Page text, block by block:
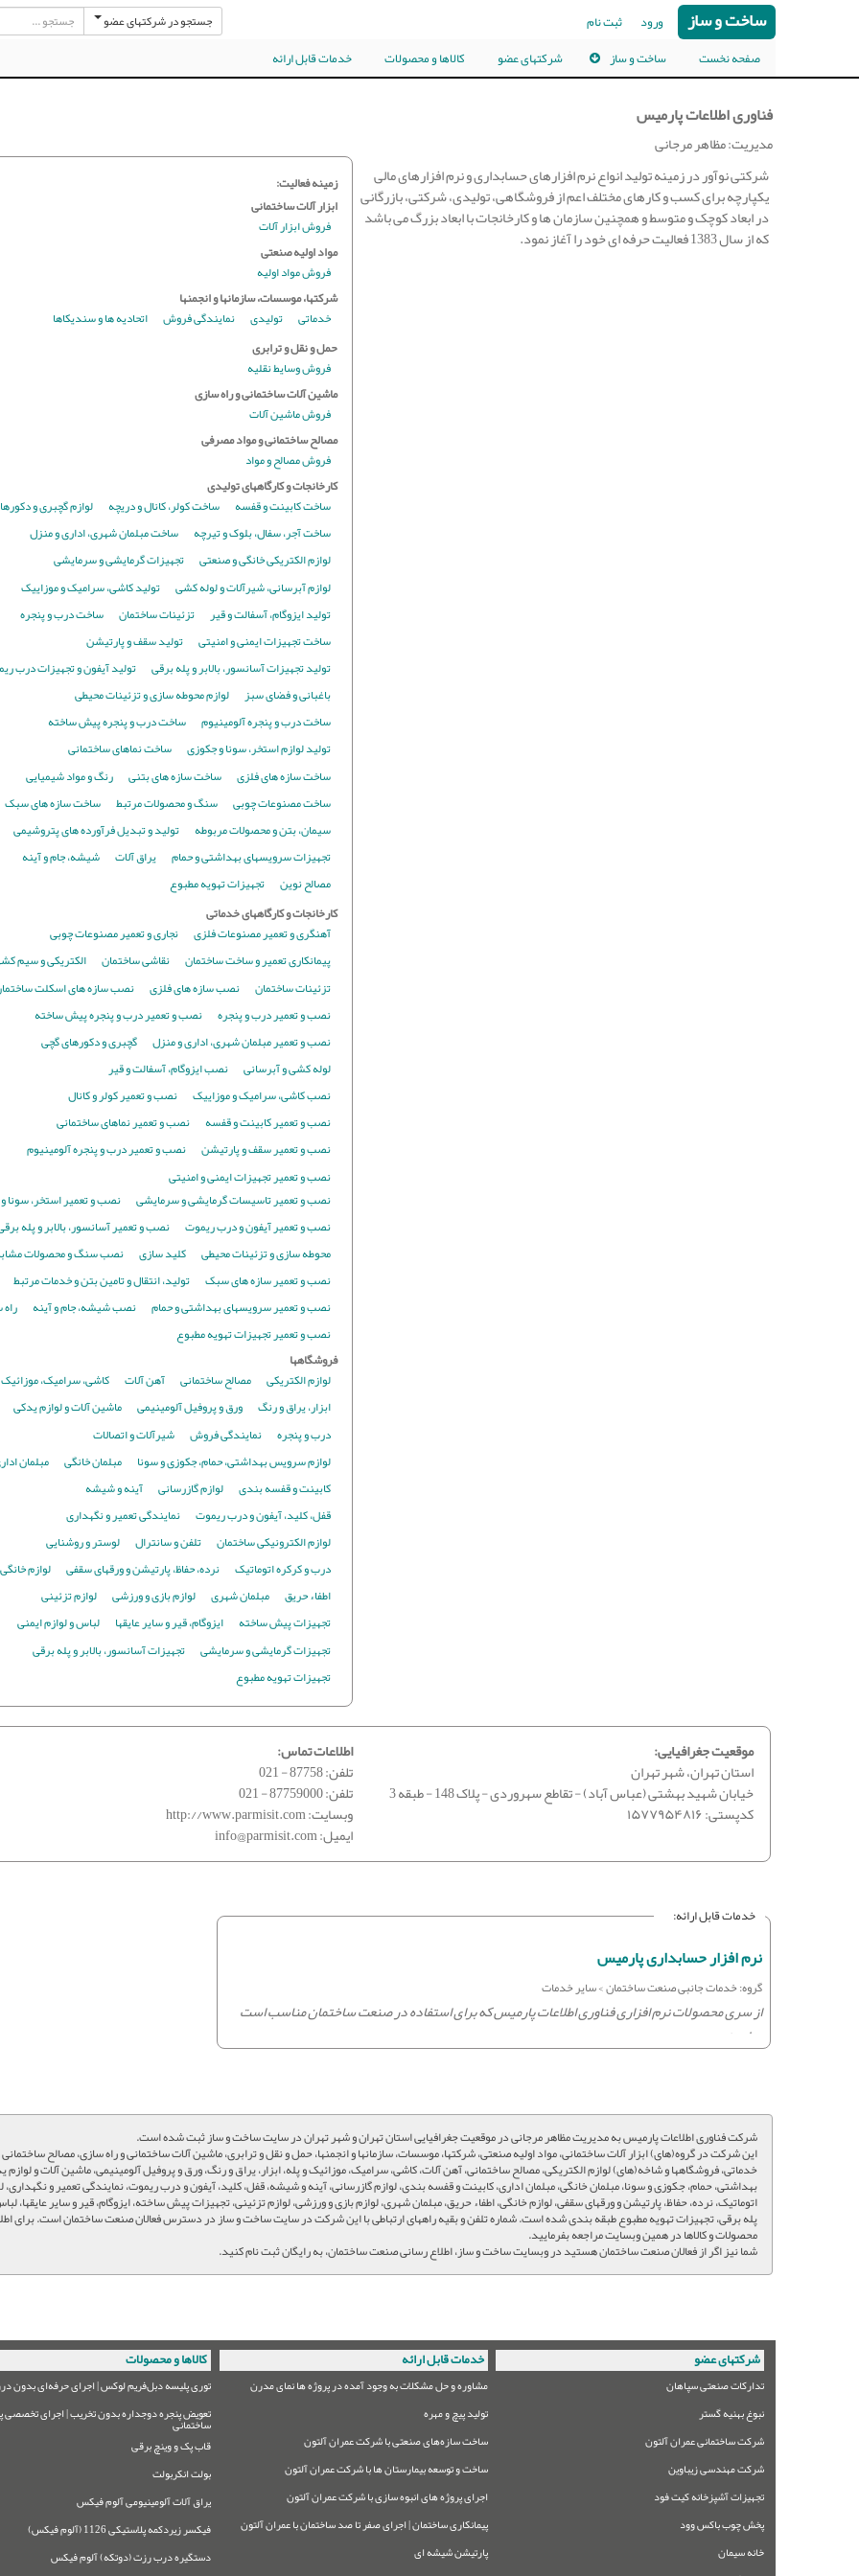
ساخت و ساز ورود ثبت نام جستجو در شرکتهای عضو
صفحه نخست ساخت و ساز شرکتهای عضو کالاها و محصولات خدمات قابل ارائه
فناوری اطلاعات پارمیس
مدیریت: مظاهر مرجانی
شرکتی نوآور در زمینه تولید انواع نرم افزارهای حسابداری و نرم افزارهای مالی
یکپارچه برای کسب و کارهای مختلف اعم از فروشگاهی،‌ تولیدی،‌ شرکتی،‌ بازرگانی
در ابعاد کوچک و متوسط و همچنین سازمان ها و کارخانجات با ابعاد بزرگ می باشد
که از سال 1383 فعالیت حرفه ای خود را آغاز نمود.
زمینه فعالیت:
ابزار آلات ساختمانی
فروش ابزار آلات
مواد اولیه صنعتی
فروش مواد اولیه
شرکتها، موسسات، سازمانها و انجمنها
خدماتی
تولیدی نمایندگی فروش
اتحادیه ها و سندیکاها
حمل و نقل و ترابری
فروش وسایط نقلیه
ماشین آلات ساختمانی و راه سازی
فروش ماشین آلات
مصالح ساختمانی و مواد مصرفی
فروش مصالح و مواد
کارخانجات و کارگاههای تولیدی
ساخت کابینت و قفسه
ساخت کولر، کانال و دریچه
لوازم گچبری و
ساخت آجر، سفال، بلوک و تیرچه
ساخت مبلمان شهری، اداری و منزل
لوازم الکتریکی خانگی و صنعتی
تجهیزات گرمایشی و سرمایشی
لوازم آبرسانی، شیرآلات و لوله کشی
تولید کاشی، سرامیک و موزاییک
تولید ایزوگام، آسفالت و قیر
تزئینات ساختمان
ساخت درب و پنجره
ساخت تجهیزات ایمنی و امنیتی
تولید سقف و پارتیشن
تولید تجهیزات آسانسور، بالابر و پله برقی
تولید آیفون و تجهیزات درب
باغبانی و فضای سبز
لوازم محوطه سازی و تزئینات محیطی
ساخت درب و پنجره آلومینیوم
ساخت درب و پنجره پیش ساخته
تولید لوازم استخر، سونا و جکوزی
ساخت نماهای ساختمانی
ساخت سازه های فلزی
ساخت سازه های بتنی
رنگ و مواد شیمیایی
ساخت مصنوعات چوبی
سنگ و محصولات مرتبط
ساخت سازه های سبک
سیمان، بتن و محصولات مربوطه
تولید و تبدیل فرآورده های پتروشیمی
تجهیزات سرویسهای بهداشتی و حمام
یراق آلات
شیشه، جام و آینه
مصالح نوین
تجهیزات تهویه مطبوع
کارخانجات و کارگاههای خدماتی
آهنگری و تعمیر مصنوعات فلزی
نجاری و تعمیر مصنوعات چوبی
پیمانکاری تعمیر و ساخت ساختمان
نقاشی ساختمان
الکتریکی و سیم
تزئینات ساختمان
نصب سازه های فلزی
نصب سازه های اسکلت
نصب و تعمیر درب و پنجره
نصب و تعمیر درب و پنجره پیش ساخته
نصب و تعمیر مبلمان شهری، اداری و منزل
گچبری و دکورهای گچی
لوله کشی و آبرسانی
نصب ایزوگام، آسفالت و قیر
نصب کاشی، سرامیک و موزاییک
نصب و تعمیر کولر و کانال
نصب و تعمیر کابینت و قفسه
نصب و تعمیر نماهای ساختمانی
نصب و تعمیر سقف و پارتیشن
نصب و تعمیر درب و پنجره آلومینیوم
نصب و تعمیر تجهیزات ایمنی و امنیتی
نصب و تعمیر تاسیسات گرمایشی و سرمایشی
نصب و تعمیر استخر، سونا
نصب و تعمیر آیفون و درب ریموت
نصب و تعمیر آسانسور، بالابر و پله
محوطه سازی و تزئینات محیطی
کلید سازی
نصب سنگ و محصولات
نصب و تعمیر سازه های سبک
تولید، انتقال و تامین بتن و خدمات مرتبط
نصب و تعمیر سرویسهای بهداشتی و حمام
نصب شیشه، جام و آینه
نصب و تعمیر تجهیزات تهویه مطبوع
فروشگاهها
لوازم الکتریکی
مصالح ساختمانی آهن آلات
کاشی، سرامیک،
ابزار، یراق و رنگ
ورق و پروفیل آلومینیمی
ماشین آلات و لوازم یدکی
درب و پنجره
نمایندگی فروش
شیرآلات و اتصالات
لوازم سرویس بهداشتی، حمام، جکوزی و سونا
مبلمان خانگی
مبلمان
کابینت و قفسه بندی
لوازم گازرسانی
آینه و شیشه
قفل، کلید، آیفون و درب ریموت
نمایندگی تعمیر و نگهداری
لوازم الکترونیکی ساختمان
تلفن و سانترال
لوستر و روشنایی
درب و کرکره اتوماتیک
نرده، حفاظ، پارتیشن و ورقهای سقفی
لوازم خانگی
اطفاء حریق
مبلمان شهری لوازم بازی و ورزشی
لوازم تزئینی
تجهیزات پیش ساخته
ایزوگام، قیر و سایر عایقها
لباس و لوازم ایمنی
تجهیزات گرمایشی و سرمایشی
تجهیزات آسانسور، بالابر و پله برقی
تجهیزات تهویه مطبوع
موقعیت جغرافیایی:
استان تهران، شهر تهران
خیابان شهید بهشتی (عباس آباد) - تقاطع سهروردی - پلاک 148 - طبقه 3
کدپستی:۱۵۷۷۹۵۴۸۱۶
اطلاعات تماس:
تلفن:021 - 87758
تلفن:021 - 87759000
وبسایت:http://www.parmisit.com
ایمیل:info@parmisit.com
خدمات قابل ارائه:
نرم افزار حسابداری پارمیس
گروه: خدمات جانبی صنعت ساختمان > سایر خدمات
از سری محصولات نرم افزاری فناوری اطلاعات پارمیس که برای استفاده در صنعت ساختمان مناسب است
موارد زیر ...
شرکت فناوری اطلاعات پارمیس به مدیریت مظاهر مرجانی در موقعیت جغرافیایی استان تهران و شهر تهران در سایت ساخت و ساز ثبت شده است.
این شرکت در گروه(های) ابزار آلات ساختمانی، مواد اولیه صنعتی، شرکتها، موسسات، سازمانها و انجمنها، حمل و نقل و ترابری، ماشین آلات ساختمانی و راه سازی، مصالح
خدماتی، فروشگاهها و شاخه(های) لوازم الکتریکی، مصالح ساختمانی، آهن آلات، کاشی، سرامیک، موزائیک و پله، ابزار، یراق و رنگ، ورق و پروفیل آلومینیمی، ماشین آلات و
بهداشتی، حمام، جکوزی و سونا، مبلمان خانگی، مبلمان اداری، کابینت و قفسه بندی، لوازم گازرسانی، آینه و شیشه، قفل، کلید، آیفون و درب ریموت، نمایندگی تعمیر و
اتوماتیک، نرده، حفاظ، پارتیشن و ورقهای سقفی، لوازم خانگی، اطفاء حریق، مبلمان شهری، لوازم بازی و ورزشی، لوازم تزئینی، تجهیزات پیش ساخته، ایزوگام، قیر و سایر عایقها،
پله برقی، تجهیزات تهویه مطبوع طبقه بندی شده است. شماره تلفن و بقیه راههای ارتباطی با این شرکت در سایت ساخت و ساز در دسترس فعالان صنعت ساختمان است. برای
محصولات و کالاها در همین وبسایت مراجعه بفرمایید.
شما نیز اگر از فعالان صنعت ساختمان هستید در وبسایت ساخت و ساز، اطلاع رسانی صنعت ساختمان، به رایگان ثبت نام کنید.
شرکتهای عضو
تدارکات صنعتی سپاهان
نبوغ بهنیه گستر
شرکت ساختمانی عمران آلتون
شرکت مهندسی زیباوین
تجهیزات آشپزخانه کیت فود
پخش چوب باکس وود
خانه سیمان
خدمات قابل ارائه
مشاوره و حل مشکلات به وجود آمده در پروژه ها نمای مدرن
تولید پیچ و مهره
ساخت سازه‌های صنعتی با شرکت عمران آلتون
ساخت و توسعه بیمارستان ها با شرکت عمران آلتون
اجرای پروژه های انبوه سازی با شرکت عمران آلتون
پیمانکاری ساختمان | اجرای صفر تا صد ساختمان با عمران آلتون
پارتیشن شیشه ای
کالاها و محصولات
توری پلیسه دبل‌فریم لوکس | اجرای حرفه‌ای بدون
تعویض پنجره دوجداره بدون تخریب | اجرای تخصصی
ساختمانی
قاب پک و وینچ برقی
بولت انکربولت
یراق آلات آلومینیومی آلوم فیکس
فیکسر زیردکمه پلاستیکی 1126 (آلوم فیکس)
دستگیره درب رزت (دوتکه) آلوم فیکس